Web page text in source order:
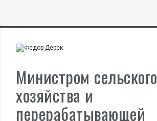
Министром сельского
хозяйства и
перерабатывающей